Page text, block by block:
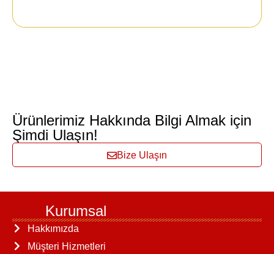
Ürünlerimiz Hakkında Bilgi Almak için
Şimdi Ulaşın!
Bize Ulaşın
Kurumsal
Hakkımızda
Müşteri Hizmetleri